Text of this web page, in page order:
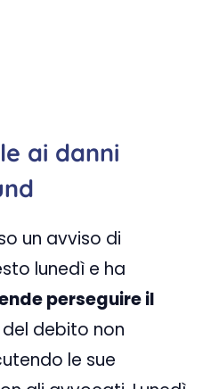
ai danni
un avviso di
lunedì e ha
perseguire il
del debito non
le sue